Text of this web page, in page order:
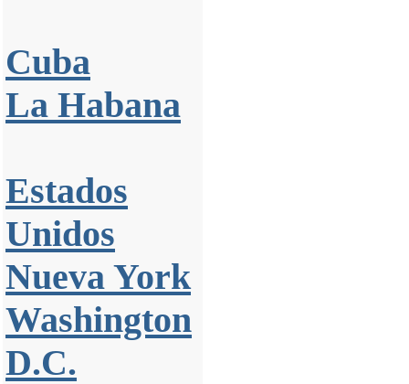
Cuba
La Habana
Estados
Unidos
Nueva York
Washington
D.C.